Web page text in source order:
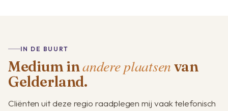
IN DE BUURT
Medium inandere plaatsen van
Gelderland.
Cliënten uit deze regio raadplegen mij vaak telefonisch